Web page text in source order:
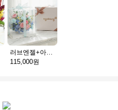
러브엔젤+아가방딸랑이(서울)
115,000원